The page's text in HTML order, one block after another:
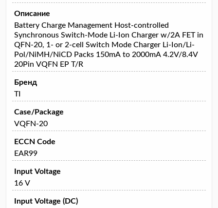
Описание
Battery Charge Management Host-controlled
Synchronous Switch-Mode Li-Ion Charger w/2A FET in
QFN-20, 1- or 2-cell Switch Mode Charger Li-Ion/Li-
Pol/NiMH/NiCD Packs 150mA to 2000mA 4.2V/8.4V
20Pin VQFN EP T/R
Бренд
TI
Case/Package
VQFN-20
ECCN Code
EAR99
Input Voltage
16 V
Input Voltage (DC)